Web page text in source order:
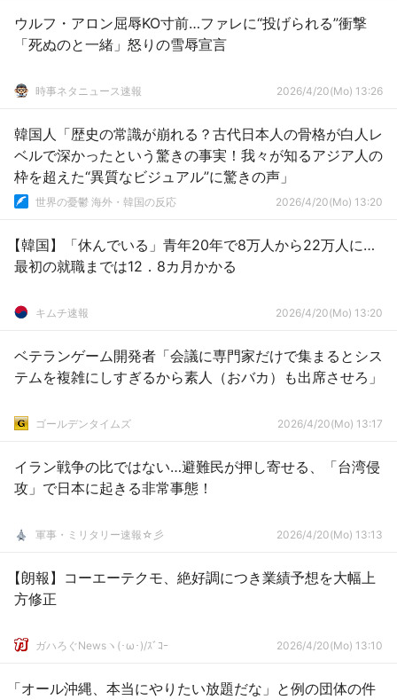
ウルフ・アロン屈辱KO寸前…ファレに“投げられる”衝撃
「死ぬのと一緒」怒りの雪辱宣言
時事ネタニュース速報 2026/4/20(Mo) 13:26
韓国人「歴史の常識が崩れる？古代日本人の骨格が白人レ
ベルで深かったという驚きの事実！我々が知るアジア人の
枠を超えた“異質なビジュアル”に驚きの声」
世界の憂鬱 海外・韓国の反応 2026/4/20(Mo) 13:20
【韓国】「休んでいる」青年20年で8万人から22万人に…
最初の就職までは12．8カ月かかる
キムチ速報 2026/4/20(Mo) 13:20
ベテランゲーム開発者「会議に専門家だけで集まるとシス
テムを複雑にしすぎるから素人（おバカ）も出席させろ」
ゴールデンタイムズ 2026/4/20(Mo) 13:17
イラン戦争の比ではない…避難民が押し寄せる、「台湾侵
攻」で日本に起きる非常事態！
軍事・ミリタリー速報☆彡 2026/4/20(Mo) 13:13
【朗報】コーエーテクモ、絶好調につき業績予想を大幅上
方修正
ガハろぐNewsヽ(･ω･)/ｽﾞｺｰ 2026/4/20(Mo) 13:10
「オール沖縄、本当にやりたい放題だな」と例の団体の件